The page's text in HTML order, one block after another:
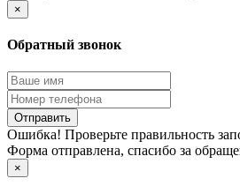
×
Обратный звонок
Отправить
Ошибка! Проверьте правильность
Форма отправлена, спасибо за
×